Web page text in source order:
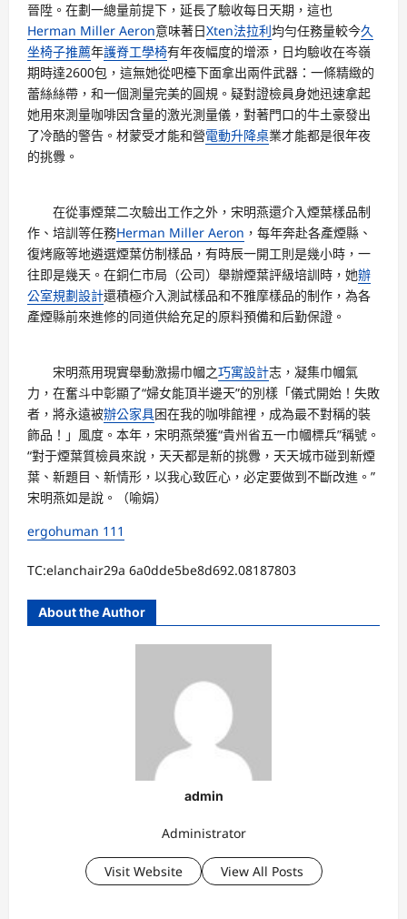
晉陞。在劃一總量前提下，延長了驗收每日天期，這也
Herman Miller Aeron意味著日Xten法拉利均勻任務量較今久
坐椅子推薦年護脊工學椅有年夜幅度的增添，日均驗收在岑嶺
期時達2600包，這無她從吧檯下面拿出兩件武器：一條精緻的
蕾絲絲帶，和一個測量完美的圓規。疑對證檢員身她迅速拿起
她用來測量咖啡因含量的激光測量儀，對著門口的牛土豪發出
了冷酷的警告。材蒙受才能和營電動升降桌業才能都是很年夜
的挑釁。
在從事煙葉二次驗出工作之外，宋明燕還介入煙葉樣品制
作、培訓等任務Herman Miller Aeron ，每年奔赴各產煙縣、
復烤廠等地遴選煙葉仿制樣品，有時辰一開工則是幾小時，一
往即是幾天。在銅仁市局（公司）舉辦煙葉評級培訓時，她辦
公室規劃設計還積極介入測試樣品和不雅摩樣品的制作，為各
產煙縣前來進修的同道供給充足的原料預備和后勤保證。
宋明燕用現實舉動激揚巾幗之巧寓設計志，凝集巾幗氣
力，在奮斗中彰顯了“婦女能頂半邊天”的別樣「儀式開始！失敗
者，將永遠被辦公家具困在我的咖啡館裡，成為最不對稱的裝
飾品！」風度。本年，宋明燕榮獲“貴州省五一巾幗標兵”稱號。
“對于煙葉質檢員來說，天天都是新的挑釁，天天城市碰到新煙
葉、新題目、新情形，以我心致匠心，必定要做到不斷改進。”
宋明燕如是說。（喻娟）
ergohuman 111
TC:elanchair29a 6a0dde5be8d692.08187803
About the Author
admin
Administrator
Visit Website View All Posts